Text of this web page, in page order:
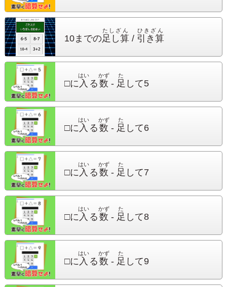
10までの足し算
たしざん
/ 引き算
ひきざん
□に 入
はい
る 数
かず
- 足
た
して5
□に 入
はい
る 数
かず
- 足
た
して6
□に 入
はい
る 数
かず
- 足
た
して7
□に入
はい
る 数
かず
- 足
た
して8
□に入
はい
る 数
かず
- 足
た
して9